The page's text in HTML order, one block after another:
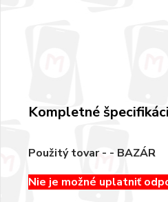
Kompletné
Použitý tovar - - BAZÁR
Nie je možné uplatniť